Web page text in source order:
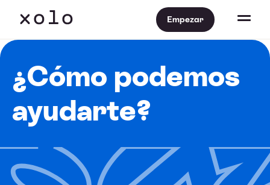
Empezar
¿Cómo podemos
ayudarte?